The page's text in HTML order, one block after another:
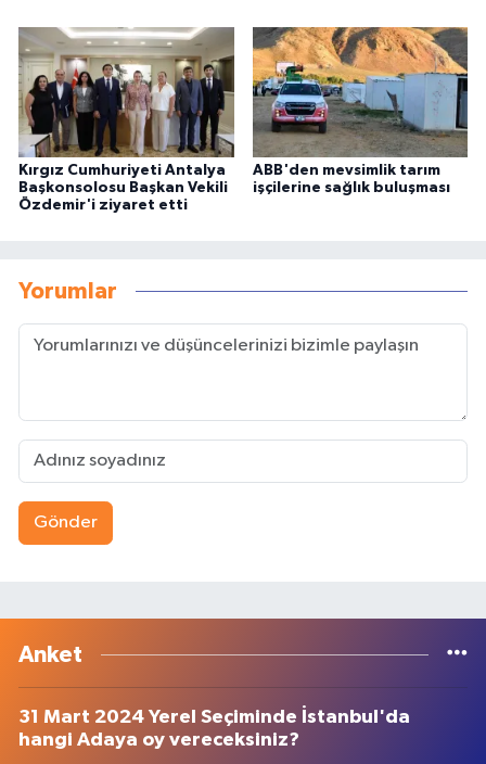
Kırgız Cumhuriyeti Antalya
Başkonsolosu Başkan Vekili
Özdemir'i ziyaret etti
ABB'den mevsimlik tarım
işçilerine sağlık buluşması
Yorumlar
Gönder
Anket
31 Mart 2024 Yerel Seçiminde İstanbul'da
hangi Adaya oy vereceksiniz?